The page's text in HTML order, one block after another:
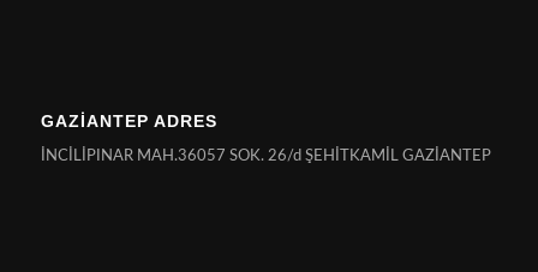
GAZİANTEP ADRES
İNCİLİPINAR MAH.36057 SOK. 26/d ŞEHİTKAMİL GAZİANTEP